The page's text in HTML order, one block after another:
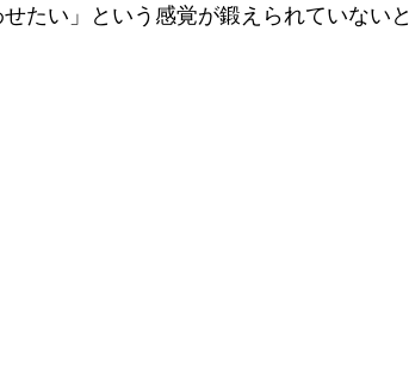
たい」という感覚が鍛えられていない